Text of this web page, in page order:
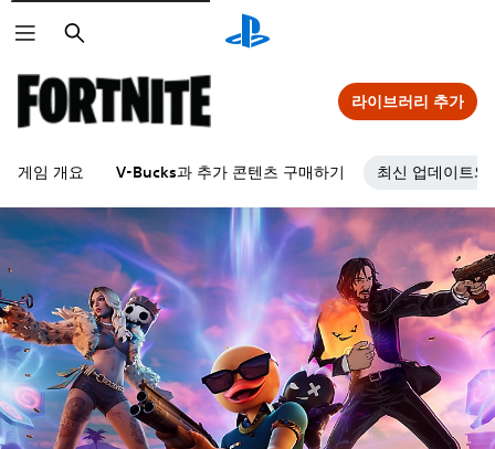
검
색
게임 개요 V-Bucks과 추가 콘텐츠 구매하기 최신 업데이트와
라이브러리 추가